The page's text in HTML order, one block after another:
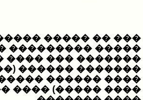
���� �� �����
������ ����
��� �� ���� ���
���� ��������)�
���� ���� (��
�� ���� ��� �����